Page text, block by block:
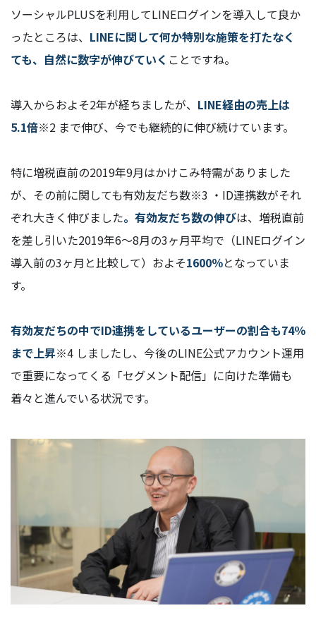
ソーシャルPLUSを利用してLINEログインを導入して良か
ったところは、 LINEに関して何か特別な施策を打たなく
ても、自然に数字が伸びていく ことですね。
導入からおよそ2年が経ちましたが、 LINE経由の売上は
5.1倍※2 まで伸び、今でも継続的に伸び続けています。
特に増税直前の2019年9月はかけこみ特需がありました
が、その前に関しても有効友だち数※3 ・ID連携数がそれ
ぞれ大きく伸びました。有効友だち数の伸びは、増税直前
を差し引いた2019年6～8月の3ヶ月平均で（LINEログイン
導入前の3ヶ月と比較して）およそ1600％となっていま
す。
有効友だちの中でID連携をしているユーザーの割合も74％
まで上昇※4 しましたし、今後のLINE公式アカウント運用
で重要になってくる「セグメント配信」に向けた準備も
着々と進んでいる状況です。